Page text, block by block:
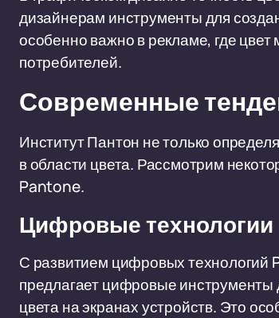
дизайнерам инструменты для
особенно важно в рекламе, где
потребителей.
Современные
Институт Пантон не только
в области цвета. Рассмотрим
Pantone.
Цифровые технологии
С развитием цифровых технологий
предлагает цифровые инструменты
цвета на экранах устройств. Это